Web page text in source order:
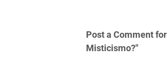
Post a Comment
Misticismo?"